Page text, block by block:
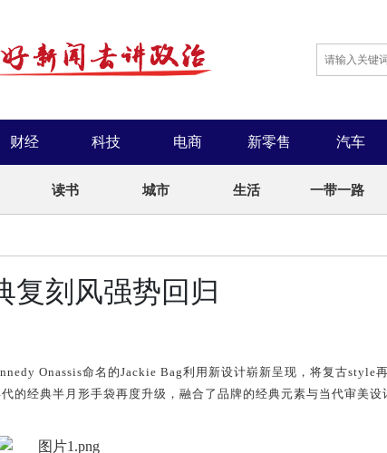
财经 科技 电商 新零售 汽车
读书 城市 生活 一带一路
复刻风强势回归
Onassis命名的Jackie Bag利用新设计崭新呈现，将复古style
代的经典半月形手袋再度升级， 融合了 品牌的经典元素与当代审美设